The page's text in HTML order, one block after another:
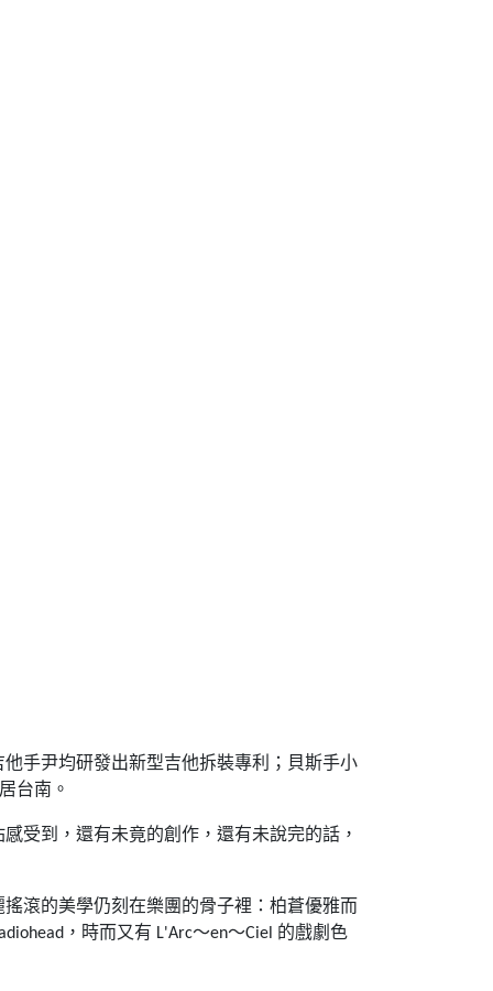
手尹均研發出新型吉他拆裝專利；貝斯手小
台南。
受到，還有未竟的創作，還有未說完的話，
滾的美學仍刻在樂團的骨子裡：柏蒼優雅而
，時而又有 L'Arc〜en〜Ciel 的戲劇色